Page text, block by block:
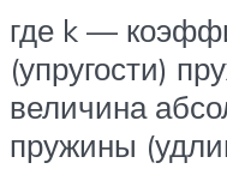
где k —
(упругости)
величина
пружины